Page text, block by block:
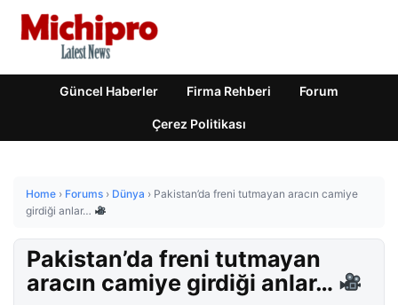
Güncel Haberler Firma Rehberi Forum
Çerez Politikası
Home › Forums › Dünya › Pakistan’da freni tutmayan aracın camiye
girdiği anlar…
Pakistan’da freni tutmayan
aracın camiye girdiği anlar…